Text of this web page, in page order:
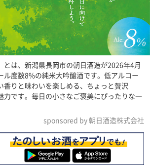
とは、新潟県長岡市の朝日酒造が2026年4月
ル度数8%の純米大吟醸酒です。低アルコー
香りと味わいを楽しめる、ちょっと贅沢
力です。毎日の小さなご褒美にぴったりな一
sponsored by 朝日酒造株式会社